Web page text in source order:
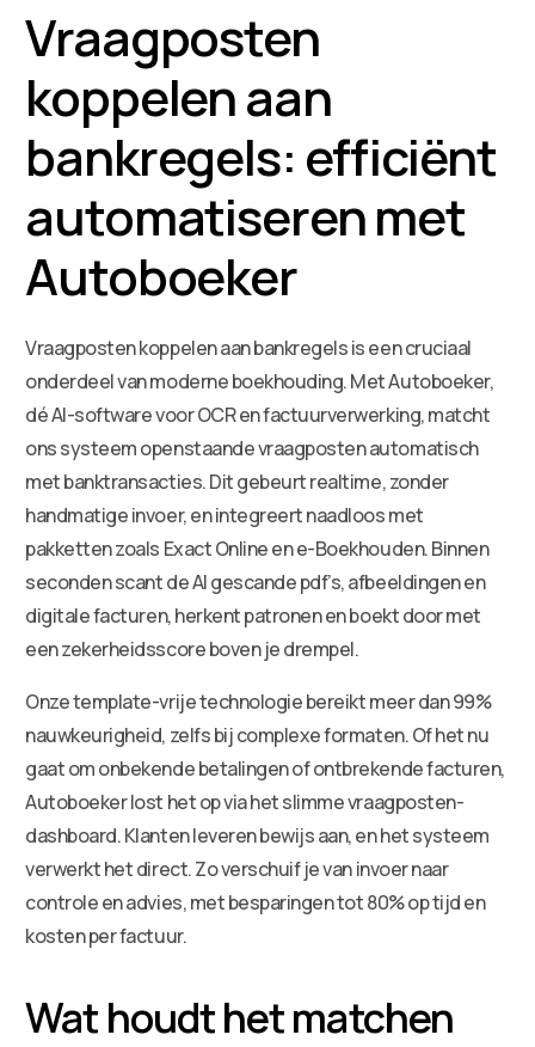
Vraagposten
koppelen aan
bankregels: efficiënt
automatiseren met
Autoboeker
Vraagposten koppelen aan bankregels is een cruciaal
onderdeel van moderne boekhouding. Met Autoboeker,
dé AI-software voor OCR en factuurverwerking, matcht
ons systeem openstaande vraagposten automatisch
met banktransacties. Dit gebeurt realtime, zonder
handmatige invoer, en integreert naadloos met
pakketten zoals Exact Online en e-Boekhouden. Binnen
seconden scant de AI gescande pdf’s, afbeeldingen en
digitale facturen, herkent patronen en boekt door met
een zekerheidsscore boven je drempel.
Onze template-vrije technologie bereikt meer dan 99%
nauwkeurigheid, zelfs bij complexe formaten. Of het nu
gaat om onbekende betalingen of ontbrekende facturen,
Autoboeker lost het op via het slimme vraagposten-
dashboard. Klanten leveren bewijs aan, en het systeem
verwerkt het direct. Zo verschuif je van invoer naar
controle en advies, met besparingen tot 80% op tijd en
kosten per factuur.
Wat houdt het matchen